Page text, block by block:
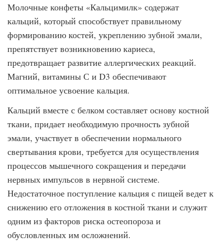
Молочные конфеты «Кальцимилк» содержат
кальций, который способствует правильному
формированию костей, укреплению зубной эмали,
препятствует возникновению кариеса,
предотвращает развитие аллергических реакций.
Магний, витамины С и D3 обеспечивают
оптимальное усвоение кальция.
Кальций вместе с белком составляет основу костной
ткани, придает необходимую прочность зубной
эмали, участвует в обеспечении нормального
свертывания крови, требуется для осуществления
процессов мышечного сокращения и передачи
нервных импульсов в нервной системе.
Недостаточное поступление кальция с пищей ведет к
снижению его отложения в костной ткани и служит
одним из факторов риска остеопороза и
обусловленных им осложнений.